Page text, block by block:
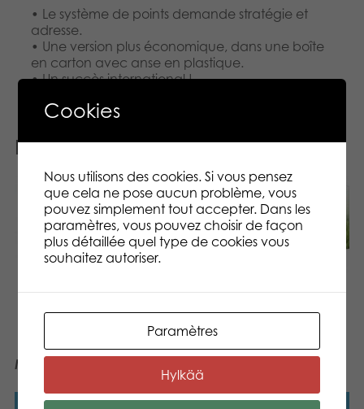
• Le système de points demande stratégie et
adresse.
• Une version plus économique, dans une boîte
en carton avec anse en plastique.
• Un succès international !
Produits similaires
Mini Mölkky
Mölkky®
Cookies
Nous utilisons des cookies. Si vous pensez
que cela ne pose aucun problème, vous
pouvez simplement tout accepter. Dans les
paramètres, vous pouvez choisir de façon
plus détaillée quel type de cookies vous
souhaitez autoriser.
Paramètres
Hylkää